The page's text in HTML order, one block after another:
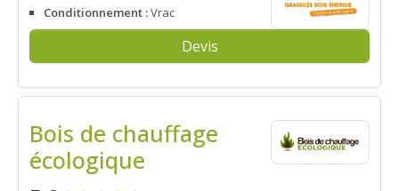
Conditionnement :Vrac
Devis
Bois de chauffage
écologique